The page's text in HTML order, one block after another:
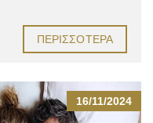
ΠΕΡΙΣΣΌΤΕΡΑ
16/11/2024